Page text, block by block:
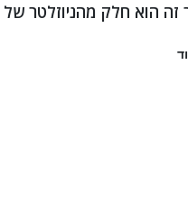
הוא חלק מהניוזלטר